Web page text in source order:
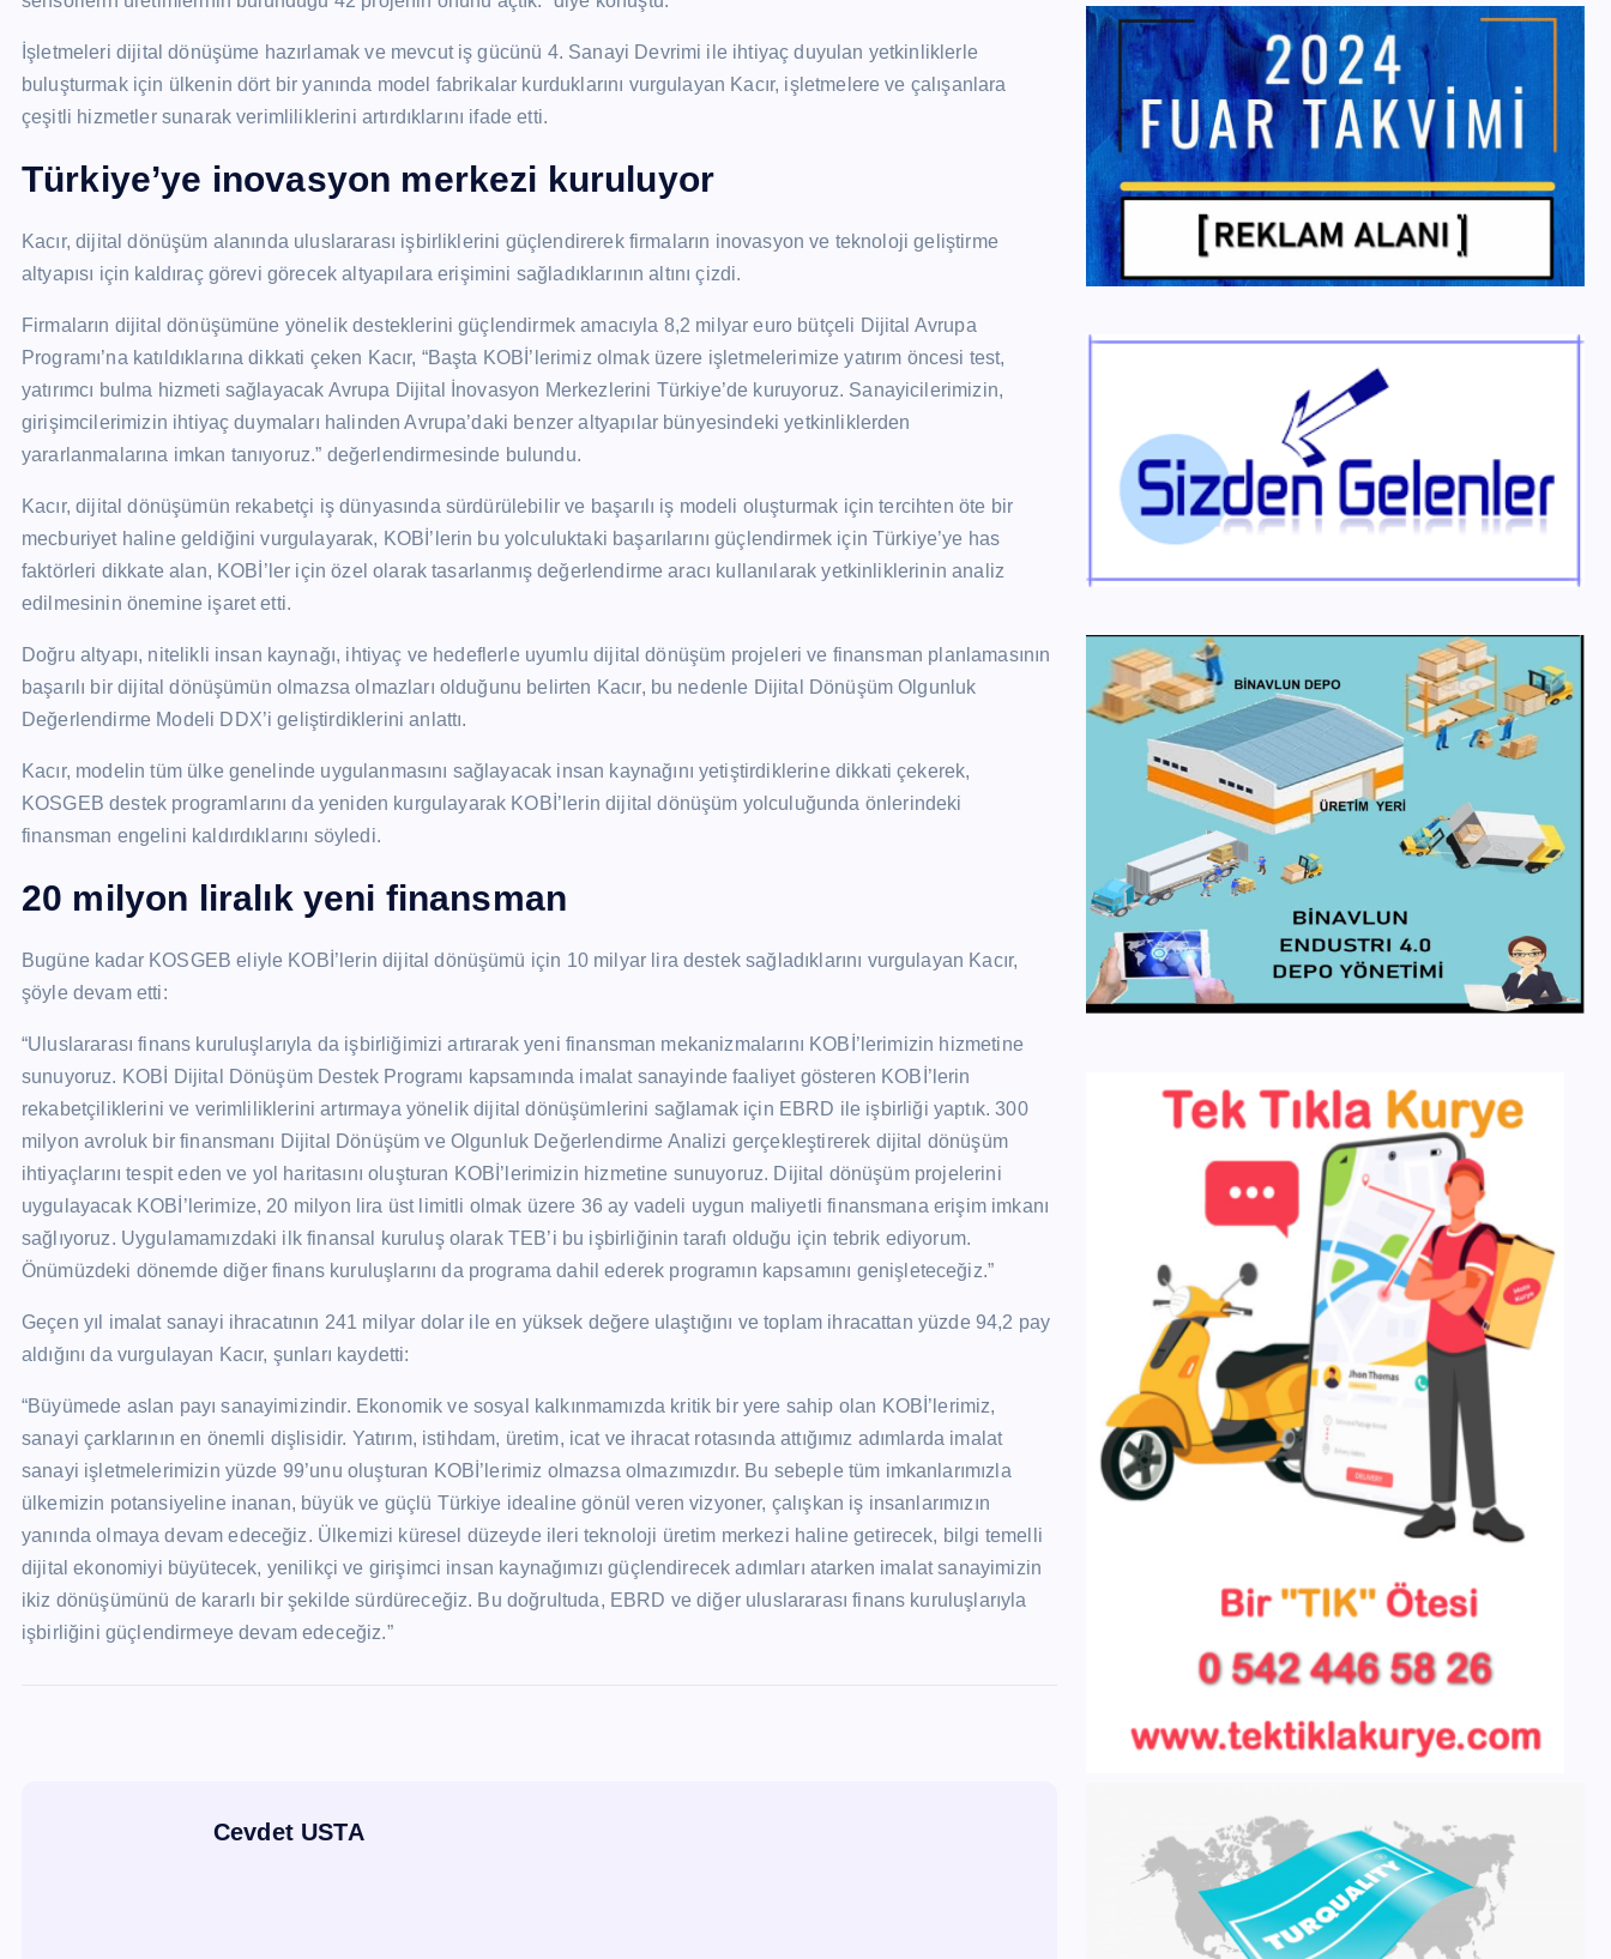
İşletmeleri dijital dönüşüme hazırlamak ve mevcut iş gücünü 4. Sanayi Devrimi ile ihtiyaç duyulan yetkinliklerle
buluşturmak için ülkenin dört bir yanında model fabrikalar kurduklarını vurgulayan Kacır, işletmelere ve çalışanlara
çeşitli hizmetler sunarak verimliliklerini artırdıklarını ifade etti.
Türkiye’ye inovasyon merkezi kuruluyor
Kacır, dijital dönüşüm alanında uluslararası işbirliklerini güçlendirerek firmaların inovasyon ve teknoloji geliştirme
altyapısı için kaldıraç görevi görecek altyapılara erişimini sağladıklarının altını çizdi.
Firmaların dijital dönüşümüne yönelik desteklerini güçlendirmek amacıyla 8,2 milyar euro bütçeli Dijital Avrupa
Programı’na katıldıklarına dikkati çeken Kacır, “Başta KOBİ’lerimiz olmak üzere işletmelerimize yatırım öncesi test,
yatırımcı bulma hizmeti sağlayacak Avrupa Dijital İnovasyon Merkezlerini Türkiye’de kuruyoruz. Sanayicilerimizin,
girişimcilerimizin ihtiyaç duymaları halinden Avrupa’daki benzer altyapılar bünyesindeki yetkinliklerden
yararlanmalarına imkan tanıyoruz.” değerlendirmesinde bulundu.
Kacır, dijital dönüşümün rekabetçi iş dünyasında sürdürülebilir ve başarılı iş modeli oluşturmak için tercihten öte bir
mecburiyet haline geldiğini vurgulayarak, KOBİ’lerin bu yolculuktaki başarılarını güçlendirmek için Türkiye’ye has
faktörleri dikkate alan, KOBİ’ler için özel olarak tasarlanmış değerlendirme aracı kullanılarak yetkinliklerinin analiz
edilmesinin önemine işaret etti.
Doğru altyapı, nitelikli insan kaynağı, ihtiyaç ve hedeflerle uyumlu dijital dönüşüm projeleri ve finansman planlamasının
başarılı bir dijital dönüşümün olmazsa olmazları olduğunu belirten Kacır, bu nedenle Dijital Dönüşüm Olgunluk
Değerlendirme Modeli DDX’i geliştirdiklerini anlattı.
Kacır, modelin tüm ülke genelinde uygulanmasını sağlayacak insan kaynağını yetiştirdiklerine dikkati çekerek,
KOSGEB destek programlarını da yeniden kurgulayarak KOBİ’lerin dijital dönüşüm yolculuğunda önlerindeki
finansman engelini kaldırdıklarını söyledi.
20 milyon liralık yeni finansman
Bugüne kadar KOSGEB eliyle KOBİ’lerin dijital dönüşümü için 10 milyar lira destek sağladıklarını vurgulayan Kacır,
şöyle devam etti:
“Uluslararası finans kuruluşlarıyla da işbirliğimizi artırarak yeni finansman mekanizmalarını KOBİ’lerimizin hizmetine
sunuyoruz. KOBİ Dijital Dönüşüm Destek Programı kapsamında imalat sanayinde faaliyet gösteren KOBİ’lerin
rekabetçiliklerini ve verimliliklerini artırmaya yönelik dijital dönüşümlerini sağlamak için EBRD ile işbirliği yaptık. 300
milyon avroluk bir finansmanı Dijital Dönüşüm ve Olgunluk Değerlendirme Analizi gerçekleştirerek dijital dönüşüm
ihtiyaçlarını tespit eden ve yol haritasını oluşturan KOBİ’lerimizin hizmetine sunuyoruz. Dijital dönüşüm projelerini
uygulayacak KOBİ’lerimize, 20 milyon lira üst limitli olmak üzere 36 ay vadeli uygun maliyetli finansmana erişim imkanı
sağlıyoruz. Uygulamamızdaki ilk finansal kuruluş olarak TEB’i bu işbirliğinin tarafı olduğu için tebrik ediyorum.
Önümüzdeki dönemde diğer finans kuruluşlarını da programa dahil ederek programın kapsamını genişleteceğiz.”
Geçen yıl imalat sanayi ihracatının 241 milyar dolar ile en yüksek değere ulaştığını ve toplam ihracattan yüzde 94,2 pay
aldığını da vurgulayan Kacır, şunları kaydetti:
“Büyümede aslan payı sanayimizindir. Ekonomik ve sosyal kalkınmamızda kritik bir yere sahip olan KOBİ’lerimiz,
sanayi çarklarının en önemli dişlisidir. Yatırım, istihdam, üretim, icat ve ihracat rotasında attığımız adımlarda imalat
sanayi işletmelerimizin yüzde 99’unu oluşturan KOBİ’lerimiz olmazsa olmazımızdır. Bu sebeple tüm imkanlarımızla
ülkemizin potansiyeline inanan, büyük ve güçlü Türkiye idealine gönül veren vizyoner, çalışkan iş insanlarımızın
yanında olmaya devam edeceğiz. Ülkemizi küresel düzeyde ileri teknoloji üretim merkezi haline getirecek, bilgi temelli
dijital ekonomiyi büyütecek, yenilikçi ve girişimci insan kaynağımızı güçlendirecek adımları atarken imalat sanayimizin
ikiz dönüşümünü de kararlı bir şekilde sürdüreceğiz. Bu doğrultuda, EBRD ve diğer uluslararası finans kuruluşlarıyla
işbirliğini güçlendirmeye devam edeceğiz.”
Cevdet USTA